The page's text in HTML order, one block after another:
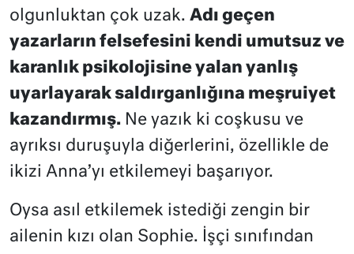
olgunluktan çok uzak. Adı geçen
yazarların felsefesini kendi umutsuz ve
karanlık psikolojisine yalan yanlış
uyarlayarak saldırganlığına meşruiyet
kazandırmış. Ne yazık ki coşkusu ve
ayrıksı duruşuyla diğerlerini, özellikle de
ikizi Anna’yı etkilemeyi başarıyor.
Oysa asıl etkilemek istediği zengin bir
ailenin kızı olan Sophie. İşçi sınıfından